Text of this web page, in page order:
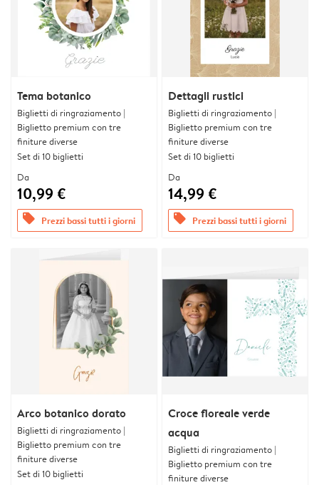
Tema botanico
Biglietti di ringraziamento |
Biglietto premium con tre
finiture diverse
Set di 10 biglietti
Da
10,99 €
offers Prezzi bassi tutti i giorni
Dettagli rustici
Biglietti di ringraziamento |
Biglietto premium con tre
finiture diverse
Set di 10 biglietti
Da
14,99 €
offers Prezzi bassi tutti i giorni
Arco botanico dorato
Biglietti di ringraziamento |
Biglietto premium con tre
finiture diverse
Set di 10 biglietti
Croce floreale verde
acqua
Biglietti di ringraziamento |
Biglietto premium con tre
finiture diverse